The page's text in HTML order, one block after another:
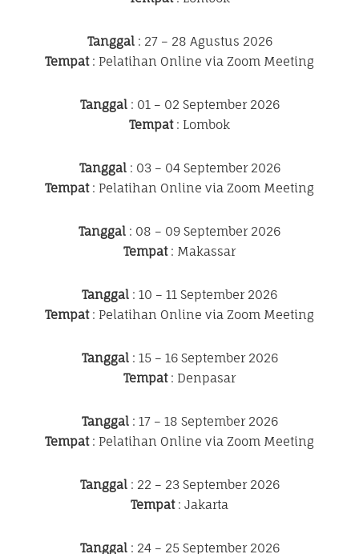
Tanggal: 27 – 28 Agustus 2026
Tempat: Pelatihan Online via Zoom Meeting
Tanggal: 01 – 02 September 2026
Tempat: Lombok
Tanggal: 03 – 04 September 2026
Tempat: Pelatihan Online via Zoom Meeting
Tanggal : 08 – 09 September 2026
Tempat: Makassar
Tanggal : 10 – 11 September 2026
Tempat: Pelatihan Online via Zoom Meeting
Tanggal: 15 – 16 September 2026
Tempat: Denpasar
Tanggal: 17 – 18 September 2026
Tempat: Pelatihan Online via Zoom Meeting
Tanggal: 22 – 23 September 2026
Tempat: Jakarta
Tanggal: 24 – 25 September 2026